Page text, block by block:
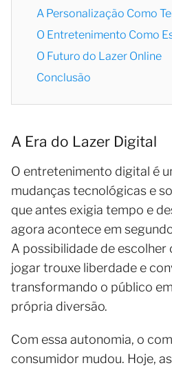
A Personalização Como
O Entretenimento Como
O Futuro do Lazer Online
Conclusão
A Era do Lazer Digital
O entretenimento digital é
mudanças tecnológicas e
que antes exigia tempo e
agora acontece em
A possibilidade de escolher
jogar trouxe liberdade e
transformando o público
própria diversão.
Com essa autonomia, o
consumidor mudou. Hoje,